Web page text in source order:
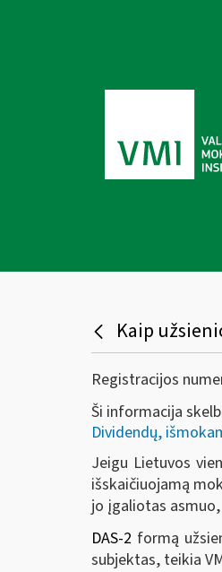
Kaip
Registracijos
Ši informacija
Dividendų,
Jeigu Lietuvos
išskaičiuojamą
jo įgaliotas
DAS-2 formą
subjektas, teikia